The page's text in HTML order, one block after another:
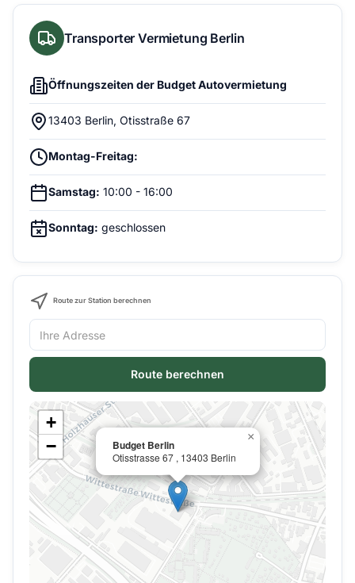
Transporter Vermietung Berlin
Öffnungszeiten der Budget Autovermietung
13403 Berlin, Otisstraße 67
Montag-Freitag:
Samstag: 10:00 - 16:00
Sonntag: geschlossen
Route zur Station berechnen
Route berechnen
Budget Berlin
Otisstrasse 67 , 13403 Berlin
×
+
−